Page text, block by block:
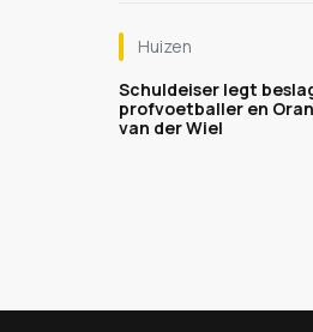
Huizen
Schuldeiser legt
profvoetballer en
van der Wiel